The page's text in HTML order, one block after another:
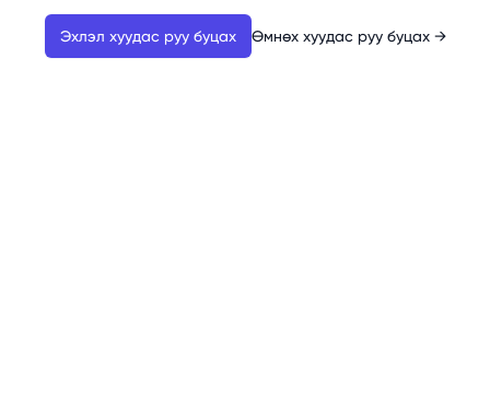
Эхлэл хуудас руу буцах Өмнөх хуудас руу буцах →